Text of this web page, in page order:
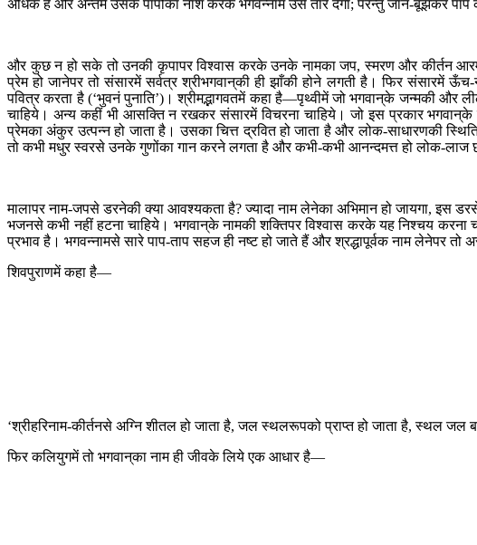
अधिक है और अन्तमें उसके पापोंका नाश करके भगवन्नाम उसे तार देगा; परन्तु जान-बूझकर पाप
और कुछ न हो सके तो उनकी कृपापर विश्वास करके उनके नामका जप, स्मरण और कीर्तन
प्रेम हो जानेपर तो संसारमें सर्वत्र श्रीभगवान‍्की ही झाँकी होने लगती है। फिर संसारमें
पवित्र करता है (‘भुवनं पुनाति’)। श्रीमद्भागवतमें कहा है—पृथ्वीमें जो भगवान‍्के जन्मकी
चाहिये। अन्य कहीं भी आसक्ति न रखकर संसारमें विचरना चाहिये। जो इस प्रकार
प्रेमका अंकुर उत्पन्न हो जाता है। उसका चित्त द्रवित हो जाता है और लोक-साधारणकी
तो कभी मधुर स्वरसे उनके गुणोंका गान करने लगता है और कभी-कभी आनन्दमत्त हो लोक-लाज
मालापर नाम-जपसे डरनेकी क्या आवश्यकता है? ज्यादा नाम लेनेका अभिमान हो जायगा,
भजनसे कभी नहीं हटना चाहिये। भगवान‍्के नामकी शक्तिपर विश्वास करके यह निश्चय करना
प्रभाव है। भगवन्नामसे सारे पाप-ताप सहज ही नष्ट हो जाते हैं और श्रद्धापूर्वक नाम लेनेपर
शिवपुराणमें कहा है—
‘श्रीहरिनाम-कीर्तनसे अग्नि शीतल हो जाता है, जल स्थलरूपको प्राप्त हो जाता है, स्थल
फिर कलियुगमें तो भगवान‍्का नाम ही जीवके लिये एक आधार है—